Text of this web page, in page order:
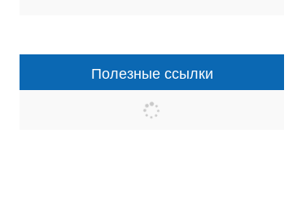
Полезные ссылки